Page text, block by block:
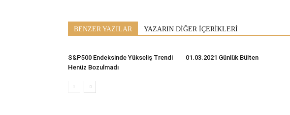
BENZER YAZILAR YAZARIN DİĞER İÇERİKLERİ
S&P500 Endeksinde Yükseliş Trendi
Henüz Bozulmadı
01.03.2021 Günlük Bülten